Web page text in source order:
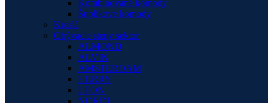
Kombinované komody
Šuplíkové komody
Kreslá
Obývacie steny sektor
ALMOND
ALVIN
AMSTERDAM
HERRY
LEON
NORDI